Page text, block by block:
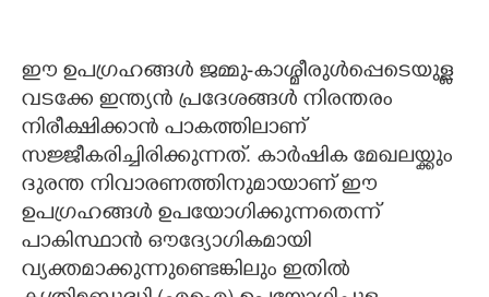
ഈ ഉപഗ്രഹങ്ങൾ ജമ്മു-കാശ്മീരുൾപ്പെടെയുള്ള
വടക്കേ ഇന്ത്യൻ പ്രദേശങ്ങൾ നിരന്തരം
നിരീക്ഷിക്കാൻ പാകത്തിലാണ്
സജ്ജീകരിച്ചിരിക്കുന്നത്. കാർഷിക മേഖലയ്ക്കും
ദുരന്ത നിവാരണത്തിനുമായാണ് ഈ
ഉപഗ്രഹങ്ങൾ ഉപയോഗിക്കുന്നതെന്ന്
പാകിസ്ഥാൻ ഔദ്യോഗികമായി
വ്യക്തമാക്കുന്നുണ്ടെങ്കിലും ഇതിൽ